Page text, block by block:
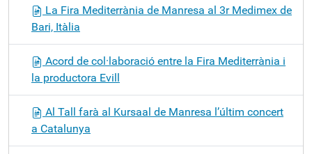
La Fira Mediterrània de Manresa al 3r Medimex de
Bari, Itàlia
Acord de col·laboració entre la Fira Mediterrània i
la productora Evill
Al Tall farà al Kursaal de Manresa l’últim concert
a Catalunya